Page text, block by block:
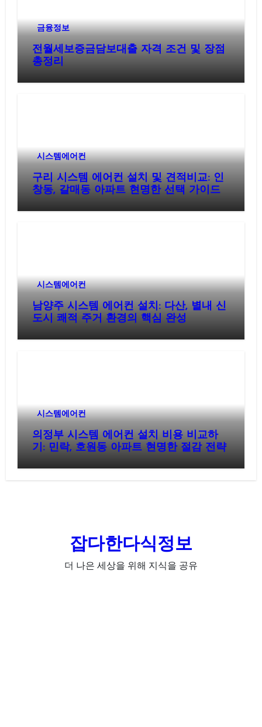
금융정보
전월세보증금담보대출 자격 조건 및 장점
총정리
시스템에어컨
구리 시스템 에어컨 설치 및 견적비교: 인
창동, 갈매동 아파트 현명한 선택 가이드
시스템에어컨
남양주 시스템 에어컨 설치: 다산, 별내 신
도시 쾌적 주거 환경의 핵심 완성
시스템에어컨
의정부 시스템 에어컨 설치 비용 비교하
기: 민락, 호원동 아파트 현명한 절감 전략
잡다한다식정보
더 나은 세상을 위해 지식을 공유